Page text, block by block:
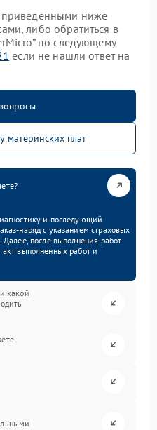
приведенными ниже
либо обратиться в
по следующему
если не нашли ответ на
материнских плат
и последующий
наряд с указанием страховых
Далее, после выполнения работ
выполненных работ и
какой